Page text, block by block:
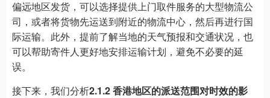
偏远地区发货，可以选择提供上门取件服务的大型物流公
司，或者将货物先运送到附近的物流中心，然后再进行国
际运输。此外，提前了解当地的天气预报和交通状况，也
可以帮助寄件人更好地安排运输计划，避免不必要的延
误。
接下来，我们分析2.1.2 香港地区的派送范围对时效的影